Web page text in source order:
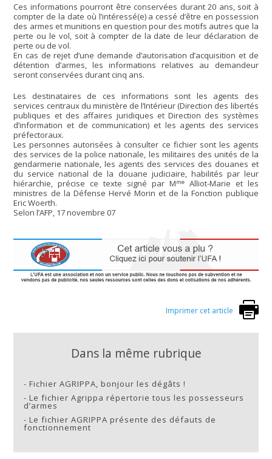
Ces informations pourront être conservées durant 20 ans, soit à
compter de la date où l’intéressé(e) a cessé d’être en possession
des armes et munitions en question pour des motifs autres que la
perte ou le vol, soit à compter de la date de leur déclaration de
perte ou de vol.
En cas de rejet d’une demande d’autorisation d’acquisition et de
détention d’armes, les informations relatives au demandeur
seront conservées durant cinq ans.
Les destinataires de ces informations sont les agents des
services centraux du ministère de l’Intérieur (Direction des libertés
publiques et des affaires juridiques et Direction des systèmes
d’information et de communication) et les agents des services
préfectoraux.
Les personnes autorisées à consulter ce fichier sont les agents
des services de la police nationale, les militaires des unités de la
gendarmerie nationale, les agents des services des douanes et
du service national de la douane judiciaire, habilités par leur
hiérarchie, précise ce texte signé par MmeAlliot-Marie et les
ministres de la Défense Hervé Morin et de la Fonction publique
Eric Woerth.
Selon l’AFP, 17 novembre 07
Imprimer cet article
Dans la même rubrique
-Fichier AGRIPPA, bonjour les dégâts !
-Le fichier Agrippa répertorie tous les possesseurs
d’armes
-Le fichier AGRIPPA présente des défauts de
fonctionnement